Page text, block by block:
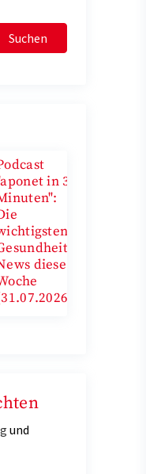
Suchen
in 3
diese
und